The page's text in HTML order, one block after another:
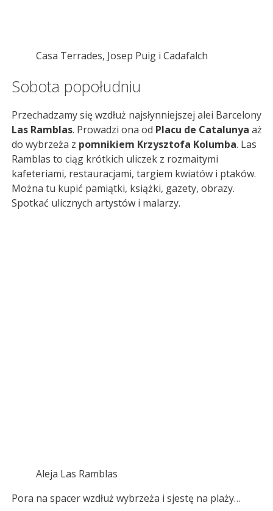
Casa Terrades, Josep Puig i Cadafalch
Sobota popołudniu
Przechadzamy się wzdłuż najsłynniejszej alei Barcelony
Las Ramblas. Prowadzi ona od Placu de Catalunya aż
do wybrzeża z pomnikiem Krzysztofa Kolumba. Las
Ramblas to ciąg krótkich uliczek z rozmaitymi
kafeteriami, restauracjami, targiem kwiatów i ptaków.
Można tu kupić pamiątki, książki, gazety, obrazy.
Spotkać ulicznych artystów i malarzy.
Aleja Las Ramblas
Pora na spacer wzdłuż wybrzeża i sjestę na plaży…